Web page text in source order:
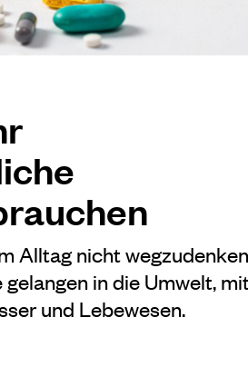
Alltag nicht
in die Umwelt,
und Lebewesen.